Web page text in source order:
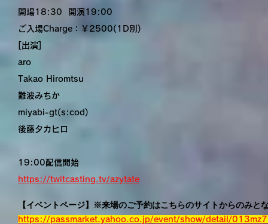
開場18:30 開演19:00
ご入場Charge：￥2500(1D別)
[出演]
aro
Takao Hiromtsu
難波みちか
miyabi-gt(s:cod)
後藤タカヒロ
19:00配信開始
https://twitcasting.tv/azytate
【イベントページ】※来場のご予約はこちらのサイトからのみと
https://passmarket.yahoo.co.jp/event/show/detail/